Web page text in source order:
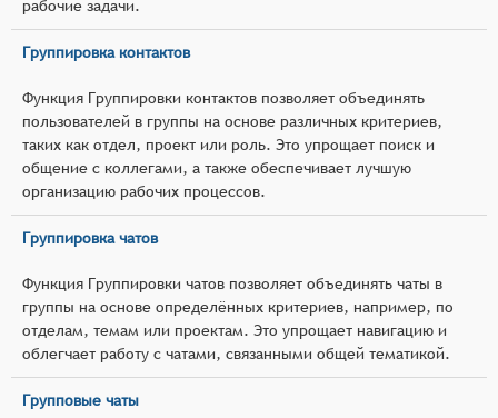
рабочие задачи.
Группировка контактов
Функция Группировки контактов позволяет объединять
пользователей в группы на основе различных критериев,
таких как отдел, проект или роль. Это упрощает поиск и
общение с коллегами, а также обеспечивает лучшую
организацию рабочих процессов.
Группировка чатов
Функция Группировки чатов позволяет объединять чаты в
группы на основе определённых критериев, например, по
отделам, темам или проектам. Это упрощает навигацию и
облегчает работу с чатами, связанными общей тематикой.
Групповые чаты